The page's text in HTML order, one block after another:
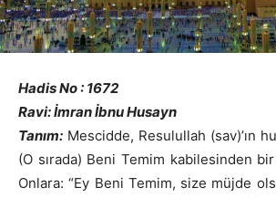
Hadis No : 1672
Ravi: İmran İbnu Husayn
Tanım: Mescidde, Resulullah (sav)’ın
(O sırada) Beni Temim kabilesinden
Onlara: “Ey Beni Temim, size müjde